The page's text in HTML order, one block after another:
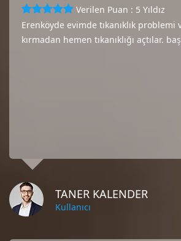
Verilen Puan : 5 Yıldız
Erenköyde evimde tıkanıklık problemi
kırmadan hemen tıkanıklığı açtılar.
TANER KALENDER
Kullanıcı